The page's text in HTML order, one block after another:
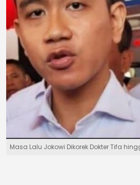
Masa Lalu Jokowi Dikorek Dokter Tifa